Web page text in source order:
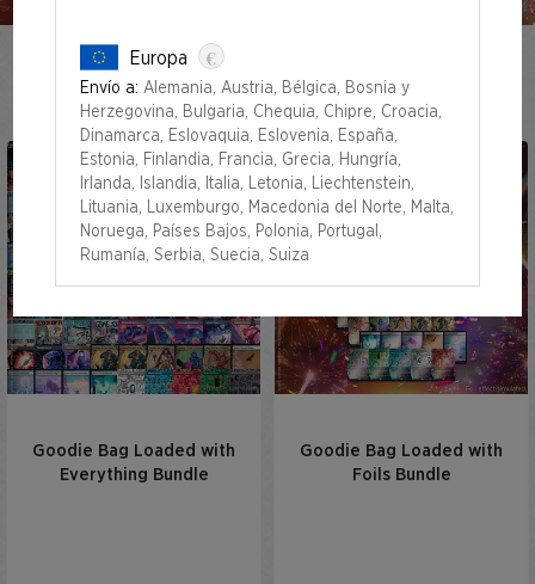
Secretversary 2023
Goodie Bag Loaded with
Everything Bundle
Goodie Bag Loaded with
Foils Bundle
Europa €
Envío a: Alemania, Austria, Bélgica, Bosnia y
Herzegovina, Bulgaria, Chequia, Chipre, Croacia,
Dinamarca, Eslovaquia, Eslovenia, España,
Estonia, Finlandia, Francia, Grecia, Hungría,
Irlanda, Islandia, Italia, Letonia, Liechtenstein,
Lituania, Luxemburgo, Macedonia del Norte, Malta,
Noruega, Países Bajos, Polonia, Portugal,
Rumanía, Serbia, Suecia, Suiza